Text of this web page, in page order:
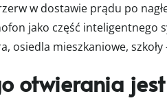
w dostawie prądu po
jako część inteligentnego
osiedla mieszkaniowe,
otwierania